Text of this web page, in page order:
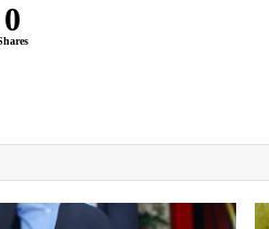
0